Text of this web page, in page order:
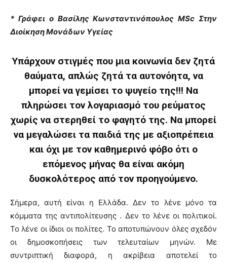
* Γράφει ο Βασίλης Κωνσταντινόπουλος MSc Στην
Διοίκηση Μονάδων Υγείας
Υπάρχουν στιγμές που μια κοινωνία δεν ζητά
θαύματα, απλώς ζητά τα αυτονόητα, να
μπορεί να γεμίσει το ψυγείο της!!! Να
πληρώσει τον λογαριασμό του ρεύματος
χωρίς να στερηθεί το φαγητό της. Να μπορεί
να μεγαλώσει τα παιδιά της με αξιοπρέπεια
και όχι με τον καθημερινό φόβο ότι ο
επόμενος μήνας θα είναι ακόμη
δυσκολότερος από τον προηγούμενο.
Σήμερα, αυτή είναι η Ελλάδα. Δεν το λένε μόνο τα
κόμματα της αντιπολίτευσης . Δεν το λένε οι πολιτικοί.
Το λένε οι ίδιοι οι πολίτες. Το αποτυπώνουν όλες σχεδόν
οι δημοσκοπήσεις των τελευταίων μηνών. Με
συντριπτική διαφορά, η ακρίβεια αποτελεί το